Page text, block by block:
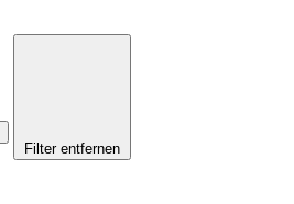
Filter entfernen